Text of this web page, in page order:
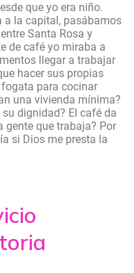
que yo era niño.
a la capital, pasábamos
Santa Rosa y
de café yo miraba a
llegar a trabajar
hacer sus propias
para cocinar
una vivienda mínima?
dignidad? El café da
gente que trabaja? Por
si Dios me presta la